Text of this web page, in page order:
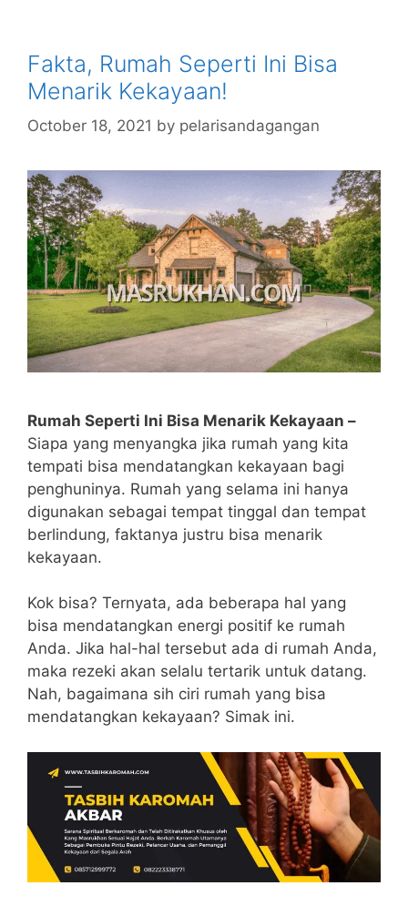
Fakta, Rumah Seperti Ini Bisa
Menarik Kekayaan!
October 18, 2021 by pelarisandagangan
Rumah Seperti Ini Bisa Menarik Kekayaan –
Siapa yang menyangka jika rumah yang kita
tempati bisa mendatangkan kekayaan bagi
penghuninya. Rumah yang selama ini hanya
digunakan sebagai tempat tinggal dan tempat
berlindung, faktanya justru bisa menarik
kekayaan.
Kok bisa? Ternyata, ada beberapa hal yang
bisa mendatangkan energi positif ke rumah
Anda. Jika hal-hal tersebut ada di rumah Anda,
maka rezeki akan selalu tertarik untuk datang.
Nah, bagaimana sih ciri rumah yang bisa
mendatangkan kekayaan? Simak ini.